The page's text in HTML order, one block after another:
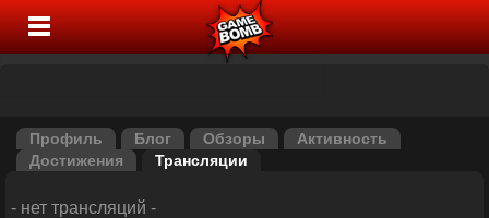
Профиль Блог Обзоры
Активность
Достижения
Трансляции
- нет трансляций -